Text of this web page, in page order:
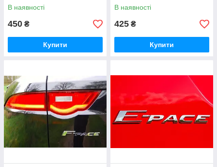
В наявності
450 ₴
Купити
В наявності
425 ₴
Купити